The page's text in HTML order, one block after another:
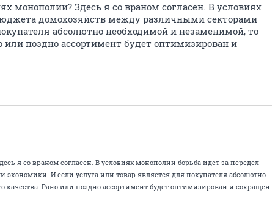
монополии? Здесь я со враном согласен. В условиях
домохозяйств между различными секторами
абсолютно необходимой и незаменимой, то
поздно ассортимент будет оптимизирован и
я со враном согласен. В условиях монополии борьба идет за передел
И если услуга или товар является для покупателя абсолютно
Рано или поздно ассортимент будет оптимизирован и сокращен